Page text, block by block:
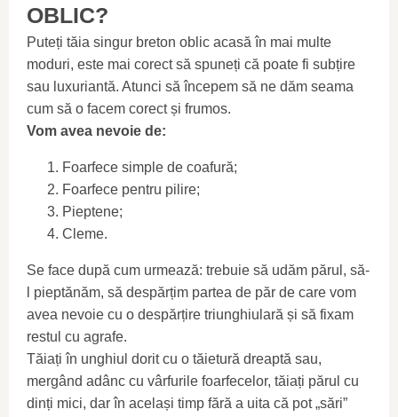
OBLIC?
Puteți tăia singur breton oblic acasă în mai multe
moduri, este mai corect să spuneți că poate fi subțire
sau luxuriantă. Atunci să începem să ne dăm seama
cum să o facem corect și frumos.
Vom avea nevoie de:
Foarfece simple de coafură;
Foarfece pentru pilire;
Pieptene;
Cleme.
Se face după cum urmează: trebuie să udăm părul, să-
l pieptănăm, să despărțim partea de păr de care vom
avea nevoie cu o despărțire triunghiulară și să fixam
restul cu agrafe.
Tăiați în unghiul dorit cu o tăietură dreaptă sau,
mergând adânc cu vârfurile foarfecelor, tăiați părul cu
dinți mici, dar în același timp fără a uita că pot „sări”